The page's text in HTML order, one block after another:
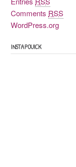
Comments RSS
WordPress.org
INSTAPOUICK